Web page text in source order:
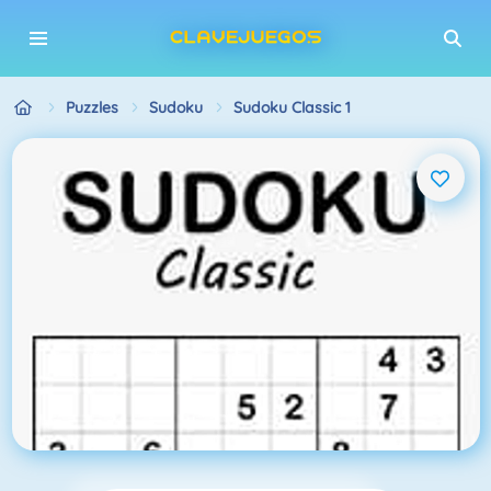
Puzzles Sudoku Sudoku Classic 1